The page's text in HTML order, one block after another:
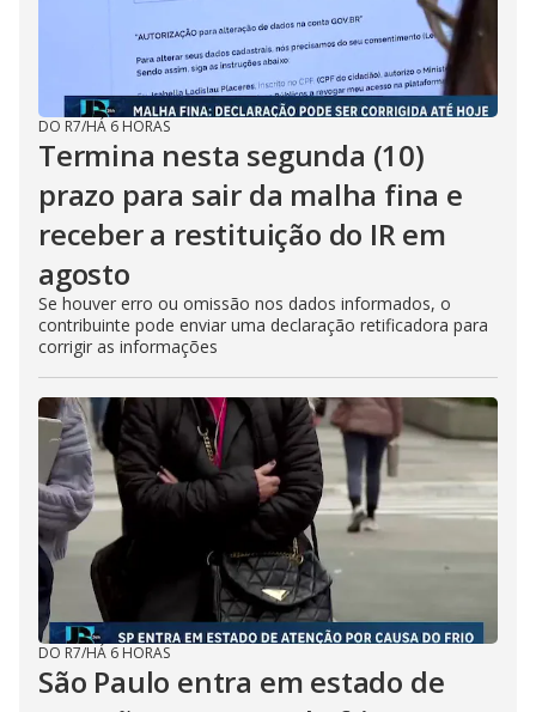
DO R7/HÁ 6 HORAS
Termina nesta segunda (10)
prazo para sair da malha fina e
receber a restituição do IR em
agosto
Se houver erro ou omissão nos dados informados, o
contribuinte pode enviar uma declaração retificadora para
corrigir as informações
DO R7/HÁ 6 HORAS
São Paulo entra em estado de